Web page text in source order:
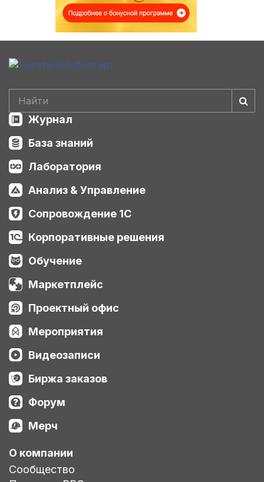
Журнал
База знаний
Лаборатория
Анализ & Управление
Сопровождение 1С
Корпоративные решения
Обучение
Маркетплейс
Проектный офис
Мероприятия
Видеозаписи
Биржа заказов
Форум
Мерч
О компании
Сообщество